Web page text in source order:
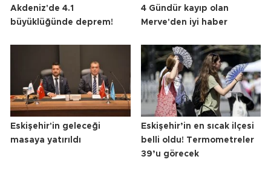
Akdeniz'de 4.1
büyüklüğünde deprem!
4 Gündür kayıp olan
Merve'den iyi haber
Eskişehir'in geleceği
masaya yatırıldı
Eskişehir’in en sıcak ilçesi
belli oldu! Termometreler
39’u görecek